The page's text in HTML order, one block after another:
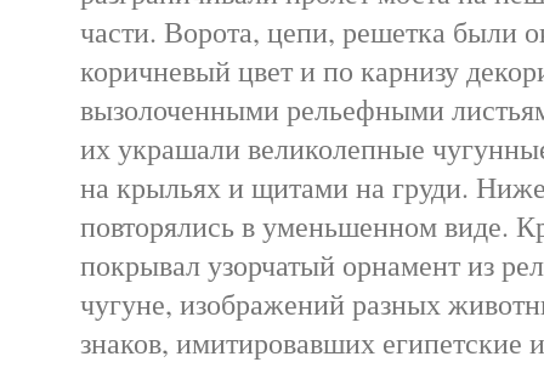
части. Ворота, цепи, решетка были
коричневый цвет и по карнизу
вызолоченными рельефными
их украшали великолепные
на крыльях и щитами на груди.
повторялись в уменьшенном виде.
покрывал узорчатый орнамент из
чугуне, изображений разных
знаков, имитировавших египетские